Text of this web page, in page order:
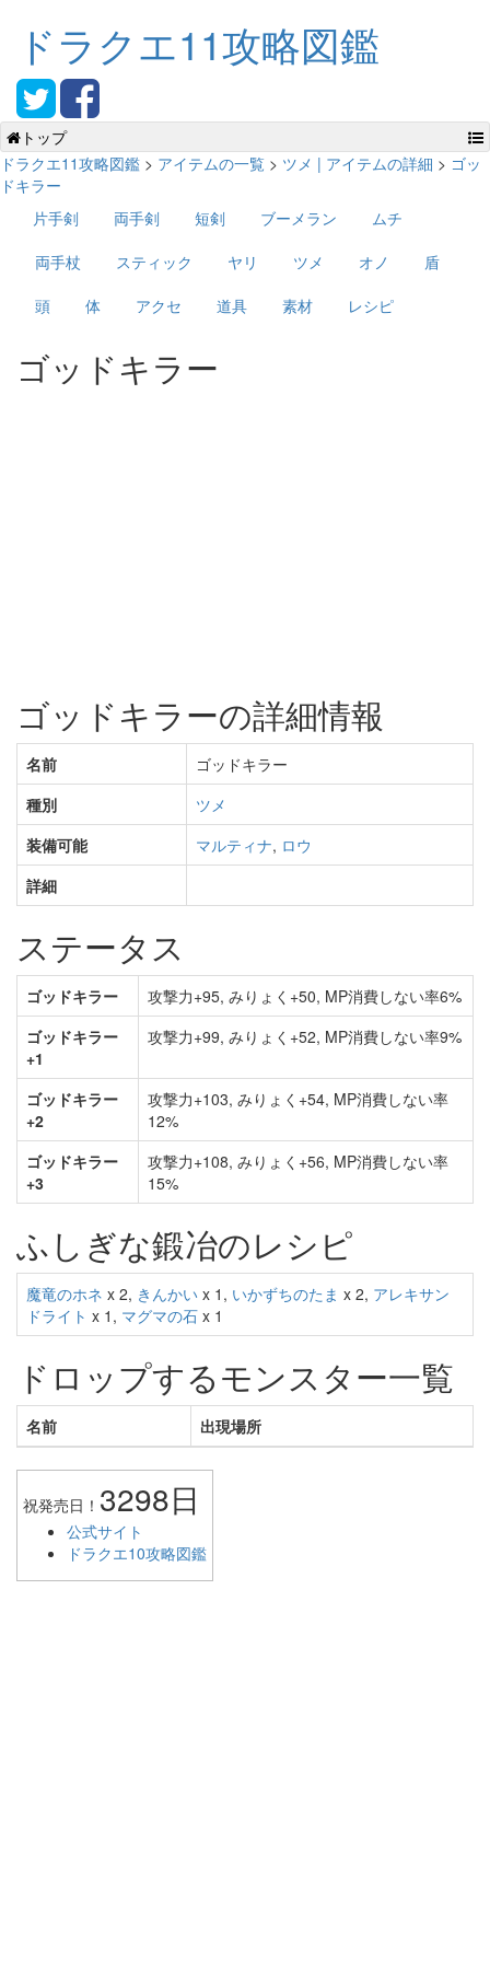
ドラクエ11攻略図鑑
トップ
ドラクエ11攻略図鑑 > アイテムの一覧 > ツメ | アイテムの詳細 > ゴッ
ドキラー
片手剣
両手剣 短剣 ブーメラン
ムチ
両手杖
スティック ヤリ ツメ オノ
盾
頭
体 アクセ 道具 素材 レシピ
ゴッドキラー
ゴッドキラーの詳細情報
名前
ゴッドキラー
種別
ツメ
装備可能
マルティナ, ロウ
詳細
ステータス
ゴッドキラー
攻撃力+95, みりょく+50, MP消費しない率6%
ゴッドキラー
+1
攻撃力+99, みりょく+52, MP消費しない率9%
ゴッドキラー
+2
攻撃力+103, みりょく+54, MP消費しない率
12%
ゴッドキラー
+3
攻撃力+108, みりょく+56, MP消費しない率
15%
ふしぎな鍛冶のレシピ
魔竜のホネ x 2, きんかい x 1, いかずちのたま x 2, アレキサン
ドライト x 1, マグマの石 x 1
ドロップするモンスター一覧
名前 出現場所
祝発売日！ 3298日
公式サイト
ドラクエ10攻略図鑑